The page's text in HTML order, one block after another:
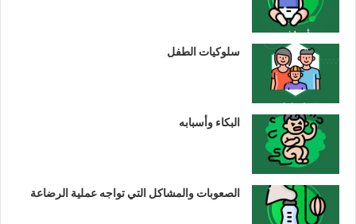
سلوكيات الطفل
البكاء وأسبابه
الصعوبات والمشاكل التي تواجه عملية الرضاعة